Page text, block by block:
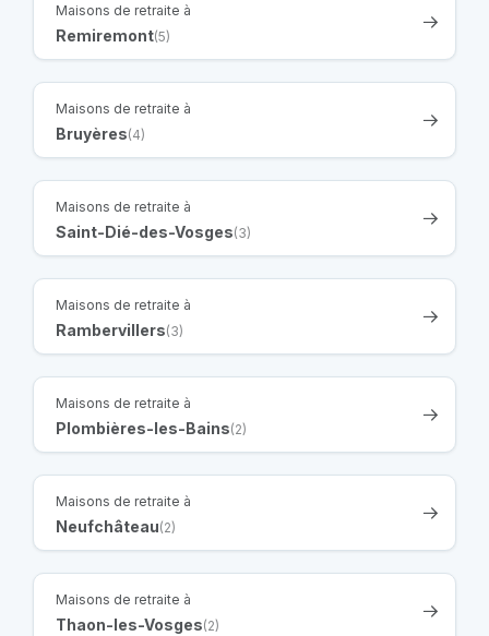
Maisons de retraite à
Remiremont(5)
Maisons de retraite à
Bruyères(4)
Maisons de retraite à
Saint-Dié-des-Vosges(3)
Maisons de retraite à
Rambervillers(3)
Maisons de retraite à
Plombières-les-Bains(2)
Maisons de retraite à
Neufchâteau(2)
Maisons de retraite à
Thaon-les-Vosges(2)